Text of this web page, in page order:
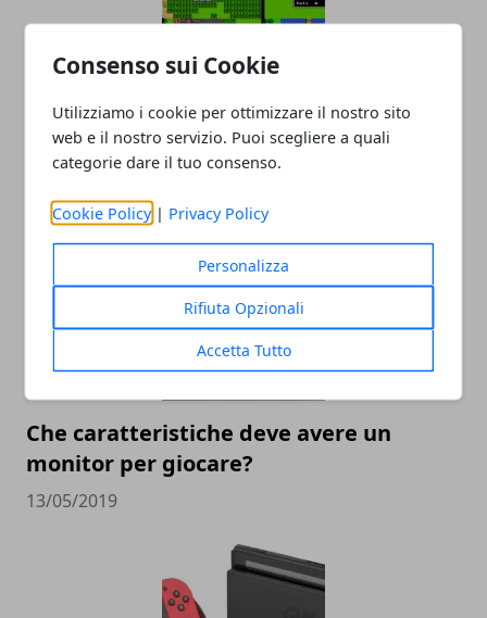
Consenso sui Cookie
Utilizziamo i cookie per ottimizzare il nostro sito
web e il nostro servizio. Puoi scegliere a quali
categorie dare il tuo consenso.
Cookie Policy | Privacy Policy
Personalizza
Rifiuta Opzionali
Accetta Tutto
Nintendo Switch: la nuova macchina da
retrogames?
18/09/2019
Che caratteristiche deve avere un
monitor per giocare?
13/05/2019